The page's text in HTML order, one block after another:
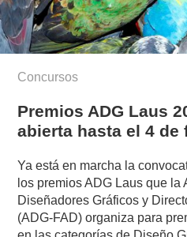
Concursos
Premios ADG Laus
abierta hasta el 4 de
Ya está en marcha la
los premios ADG Laus que la
Diseñadores Gráficos y
(ADG-FAD) organiza para